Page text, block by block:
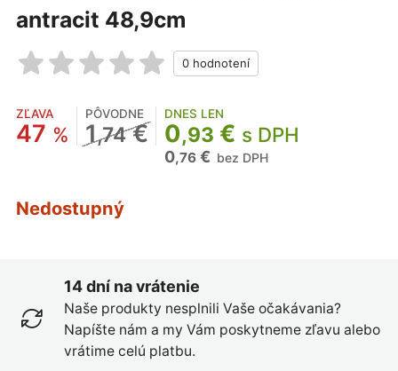
antracit 48,9cm
ZĽAVA
47 %
PÔVODNE
1,74€
DNES LEN
0,93 € s DPH
0,76€ bez DPH
Nedostupný
14 dní na vrátenie
Naše produkty nesplnili Vaše očakávania?
Napíšte nám a my Vám poskytneme zľavu alebo
vrátime celú platbu.